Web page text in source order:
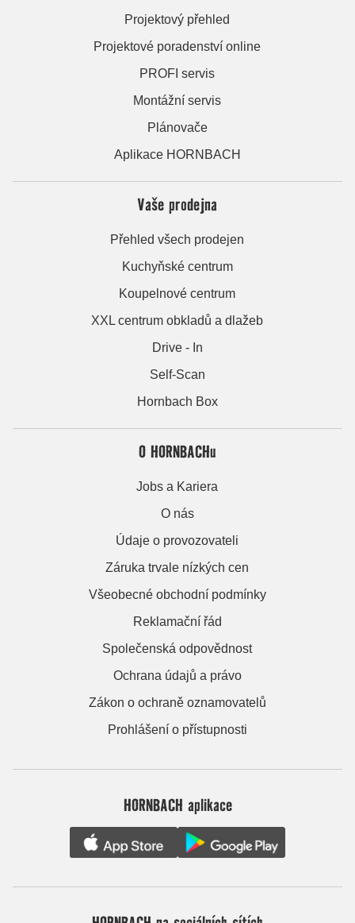
Projektový přehled
Projektové poradenství online
PROFI servis
Montážní servis
Plánovače
Aplikace HORNBACH
Vaše prodejna
Přehled všech prodejen
Kuchyňské centrum
Koupelnové centrum
XXL centrum obkladů a dlažeb
Drive - In
Self-Scan
Hornbach Box
O HORNBACHu
Jobs a Kariera
O nás
Údaje o provozovateli
Záruka trvale nízkých cen
Všeobecné obchodní podmínky
Reklamační řád
Společenská odpovědnost
Ochrana údajů a právo
Zákon o ochraně oznamovatelů
Prohlášení o přístupnosti
HORNBACH aplikace